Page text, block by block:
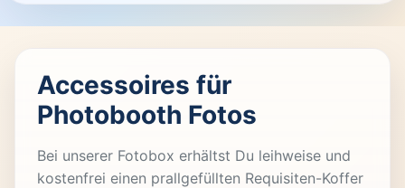
Accessoires für
Photobooth Fotos
Bei unserer Fotobox erhältst Du leihweise und
kostenfrei einen prallgefüllten Requisiten-Koffer